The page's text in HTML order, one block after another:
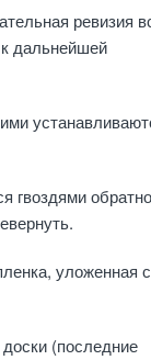
ревизия
дальнейшей
гвоздями
уложенная
(последние